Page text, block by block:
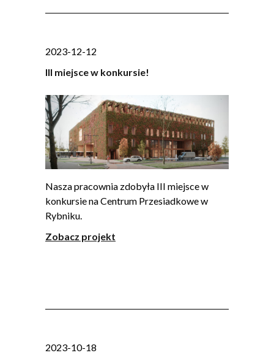
2023-12-12
III miejsce w konkursie!
Nasza pracownia zdobyła III miejsce w
konkursie na Centrum Przesiadkowe w
Rybniku.
Zobacz projekt
2023-10-18